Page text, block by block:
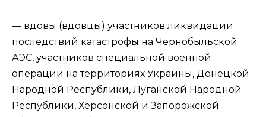
— вдовы (вдовцы) участников ликвидации
последствий катастрофы на Чернобыльской
АЭС, участников специальной военной
операции на территориях Украины, Донецкой
Народной Республики, Луганской Народной
Республики, Херсонской и Запорожской